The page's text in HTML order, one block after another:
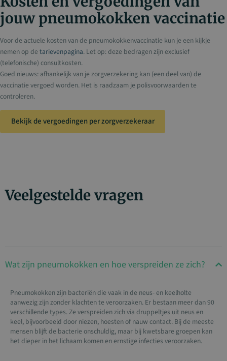
jouw pneumokokken vaccinatie
Voor de actuele kosten van de pneumokokkenvaccinatie kun je een kijkje
nemen op de tarievenpagina. Let op: deze bedragen zijn exclusief
(telefonische) consultkosten.
Goed nieuws: afhankelijk van je zorgverzekering kan (een deel van) de
vaccinatie vergoed worden. Het is raadzaam je polisvoorwaarden te
controleren.
Bekijk de vergoedingen per zorgverzekeraar
Veelgestelde vragen
Wat zijn pneumokokken en hoe verspreiden ze zich?
Pneumokokken zijn bacteriën die vaak in de neus- en keelholte
aanwezig zijn zonder klachten te veroorzaken. Er bestaan meer dan 90
verschillende types. Ze verspreiden zich via druppeltjes uit neus en
keel, bijvoorbeeld door niezen, hoesten of nauw contact. Bij de meeste
mensen blijft de bacterie onschuldig, maar bij kwetsbare groepen kan
het dieper in het lichaam komen en ernstige infecties veroorzaken.